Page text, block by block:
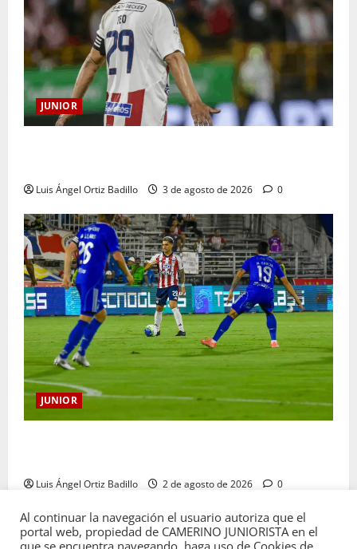
JUNIOR
Luis Ángel Ortiz Badillo 3 de agosto de 2026 0
JUNIOR
Luis Ángel Ortiz Badillo 2 de agosto de 2026 0
Al continuar la navegación el usuario autoriza que el
portal web, propiedad de CAMERINO JUNIORISTA en el
que se encuentra navegando, haga uso de Cookies de